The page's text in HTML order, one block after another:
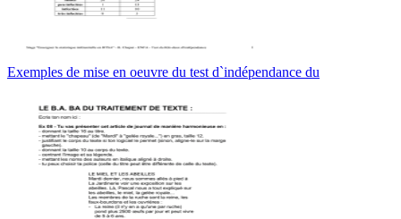
Exemples de mise en oeuvre du test d`indépendance du